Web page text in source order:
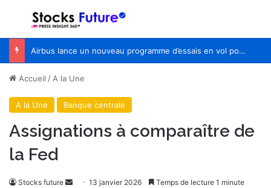
Menu
Airbus lance un nouveau programme d’essais en vol pour Wing of Tomorrow
Accueil /A la Une
A la Une Banque centrale
Assignations à comparaître de
la Fed
Stocks future
Envoyer13 janvier 2026 Temps de lecture 1 minute